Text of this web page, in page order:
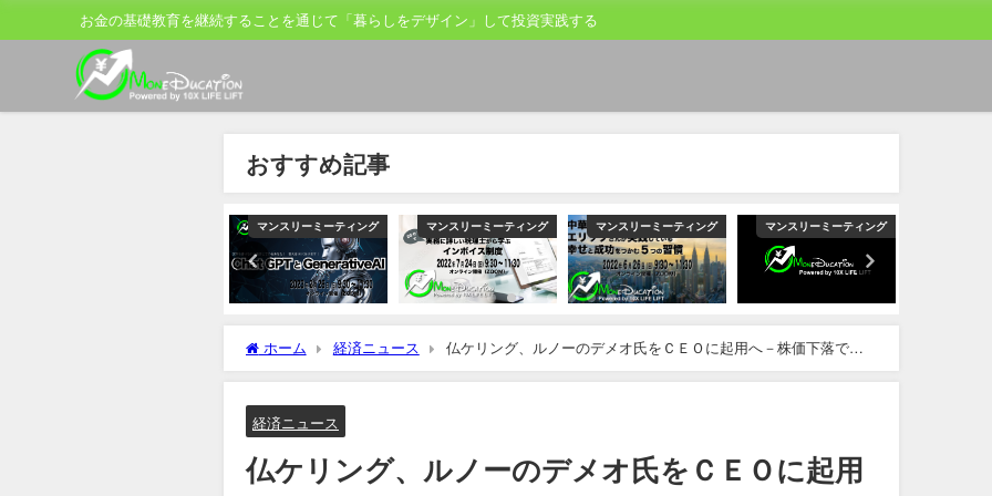
お金の基礎教育を継続することを通じて「暮らしをデザイン」して投資実践する
おすすめ記事
マンスリーミーティング マンスリーミーティング マンスリーミーティング マンスリーミーティング
ホーム 経済ニュース
仏ケリング、ルノーのデメオ氏をＣＥＯに起用へ－株価下落で経
営刷新
経済ニュース
仏ケリング、ルノーのデメオ氏をＣＥＯに起用